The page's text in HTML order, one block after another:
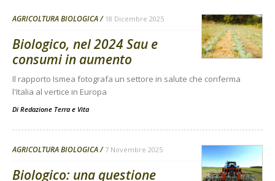
AGRICOLTURA BIOLOGICA 18 Dicembre 2025
Biologico, nel 2024 Sau e
consumi in aumento
Il rapporto Ismea fotografa un settore in salute che conferma
l'Italia al vertice in Europa
Di Redazione Terra e Vita
AGRICOLTURA BIOLOGICA 7 Novembre 2025
Biologico: una questione